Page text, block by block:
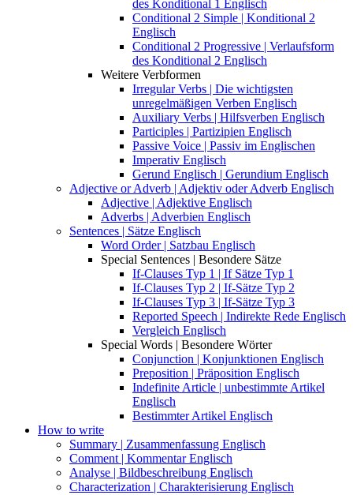
des Konditional 1 Englisch
Conditional 2 Simple | Konditional 2
Englisch
Conditional 2 Progressive | Verlaufsform
des Konditional 2 Englisch
Weitere Verbformen
Irregular Verbs | Die wichtigsten
unregelmäßigen Verben Englisch
Auxiliary Verbs | Hilfsverben Englisch
Participles | Partizipien Englisch
Passive Voice | Passiv im Englischen
Imperativ Englisch
Gerund Englisch | Gerundium Englisch
Adjective or Adverb | Adjektiv oder Adverb Englisch
Adjective | Adjektive Englisch
Adverbs | Adverbien Englisch
Sentences | Sätze Englisch
Word Order | Satzbau Englisch
Special Sentences | Besondere Sätze
If-Clauses Typ 1 | If Sätze Typ 1
If-Clauses Typ 2 | If-Sätze Typ 2
If-Clauses Typ 3 | If-Sätze Typ 3
Reported Speech | Indirekte Rede Englisch
Vergleich Englisch
Special Words | Besondere Wörter
Conjunction | Konjunktionen Englisch
Preposition | Präposition Englisch
Indefinite Article | unbestimmte Artikel
Englisch
Bestimmter Artikel Englisch
How to write
Summary | Zusammenfassung Englisch
Comment | Kommentar Englisch
Analyse | Bildbeschreibung Englisch
Characterization | Charakterisierung Englisch